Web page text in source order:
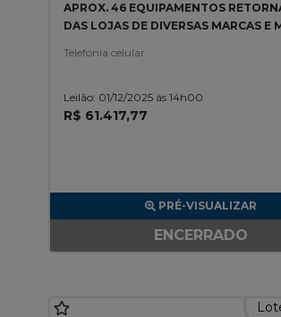
APROX. 46 EQUIPAMENTOS
DAS LOJAS DE DIVERSAS MARCAS E
Telefonia celular
Leilão: 01/12/2025 às 14h00
R$ 61.417,77
PRÉ-VISUALIZAR
ENCERRADO